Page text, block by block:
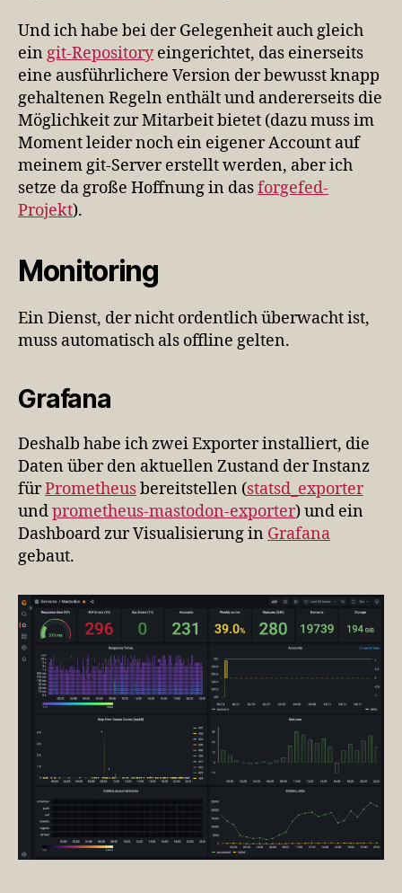
Und ich habe bei der Gelegenheit auch gleich
ein git-Repositoryeingerichtet, das einerseits
eine ausführlichere Version der bewusst knapp
gehaltenen Regeln enthält und andererseits die
Möglichkeit zur Mitarbeit bietet (dazu muss im
Moment leider noch ein eigener Account auf
meinem git-Server erstellt werden, aber ich
setze da große Hoffnung in dasforgefed-
Projekt).
Monitoring
Ein Dienst, der nicht ordentlich überwacht ist,
muss automatisch als offline gelten.
Grafana
Deshalb habe ich zwei Exporter installiert, die
Daten über den aktuellen Zustand der Instanz
fürPrometheusbereitstellen (statsd_exporter
undprometheus-mastodon-exporter) und ein
Dashboard zur Visualisierung in Grafana
gebaut.